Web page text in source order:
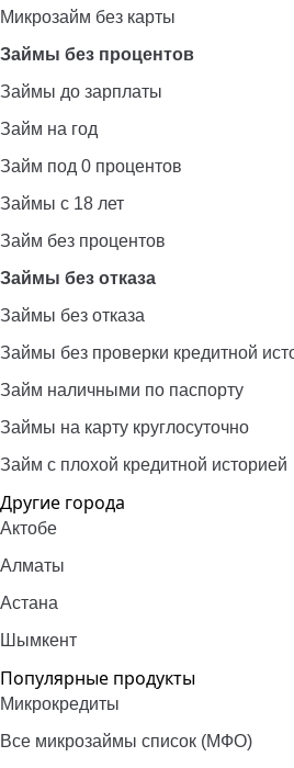
Микрозайм без карты
Займы без процентов
Займы до зарплаты
Займ на год
Займ под 0 процентов
Займы с 18 лет
Займ без процентов
Займы без отказа
Займы без отказа
Займы без проверки кредитной
Займ наличными по паспорту
Займы на карту круглосуточно
Займ с плохой кредитной историей
Другие города
Актобе
Алматы
Астана
Шымкент
Популярные продукты
Микрокредиты
Все микрозаймы список (МФО)